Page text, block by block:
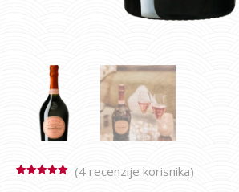
(4recenzije korisnika)